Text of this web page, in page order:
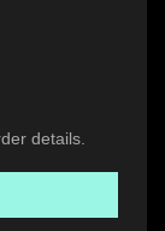
details.